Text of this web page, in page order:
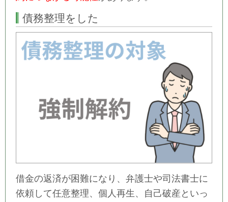
債務整理をした
借金の返済が困難になり、弁護士や司法書士に
依頼して任意整理、個人再生、自己破産といっ